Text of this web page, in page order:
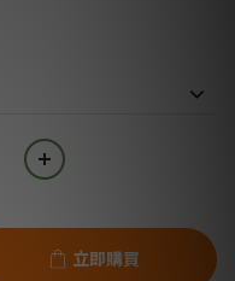
立即購買